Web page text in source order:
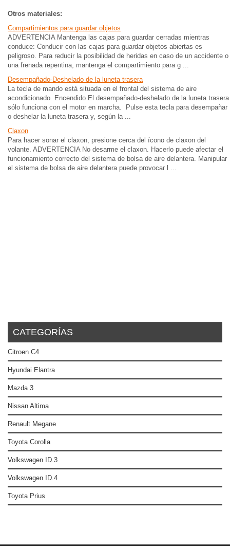
Otros materiales:
Compartimientos para guardar objetos
ADVERTENCIA Mantenga las cajas para guardar cerradas mientras
conduce: Conducir con las cajas para guardar objetos abiertas es
peligroso. Para reducir la posibilidad de heridas en caso de un accidente o
una frenada repentina, mantenga el compartimiento para g ...
Desempañado-Deshelado de la luneta trasera
La tecla de mando está situada en el frontal del sistema de aire
acondicionado. Encendido El desempañado-deshelado de la luneta trasera
sólo funciona con el motor en marcha. Pulse esta tecla para desempañar
o deshelar la luneta trasera y, según la ...
Claxon
Para hacer sonar el claxon, presione cerca del ícono de claxon del
volante. ADVERTENCIA No desarme el claxon. Hacerlo puede afectar el
funcionamiento correcto del sistema de bolsa de aire delantera. Manipular
el sistema de bolsa de aire delantera puede provocar l ...
CATEGORÍAS
Citroen C4
Hyundai Elantra
Mazda 3
Nissan Altima
Renault Megane
Toyota Corolla
Volkswagen ID.3
Volkswagen ID.4
Toyota Prius